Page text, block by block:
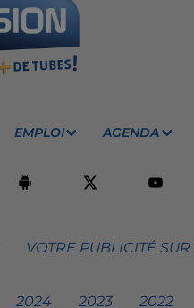
EMPLOI AGENDA
VOTRE PUBLICITÉ
2024 2023 2022